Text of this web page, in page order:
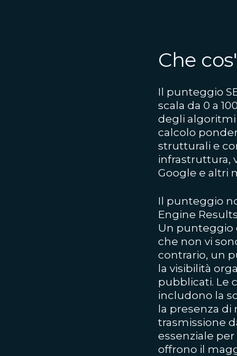
Che
Il punteggio
scala da 0 a
degli algoritmi
calcolo
strutturali e
infrastruttura,
Google e altri
Il punteggio
Engine
Un punteggio
che non vi
contrario, un
la visibilità
pubblicati. Le
includono la
la presenza di
trasmissione
essenziale
offrono il